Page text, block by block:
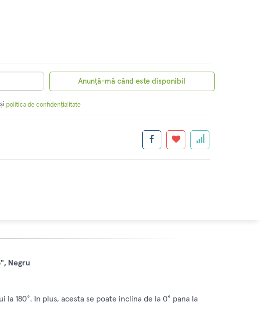
Anunță-mă când este disponibil
politica de confidențialitate
Negru
180°. In plus, acesta se poate inclina de la 0° pana la